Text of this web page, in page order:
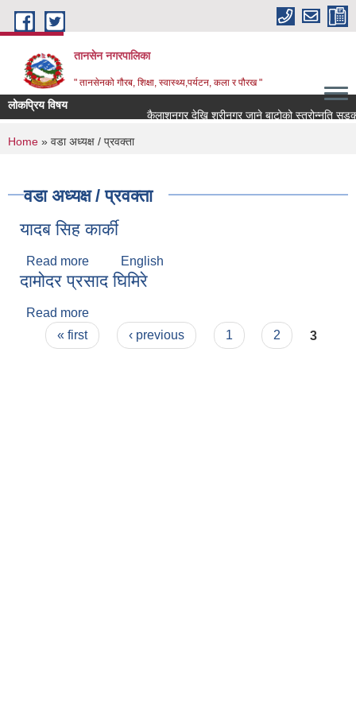
Skip to main content
तानसेन नगरपालिका
" तानसेनको गौरब, शिक्षा, स्वास्थ्य,पर्यटन, कला र पौरख "
लोकप्रिय विषय
You are here
Home » वडा अध्यक्ष / प्रवक्ता
वडा अध्यक्ष / प्रवक्ता
यादब सिह कार्की
Read more about यादब सिह कार्की
English
दामोदर प्रसाद घिमिरे
Read more
Pages
« first ‹ previous 1 2 3